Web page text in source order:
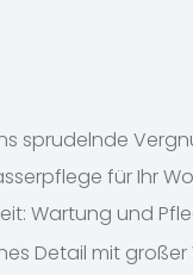
sprudelnde
für Ihr
Wartung und
Detail mit großer